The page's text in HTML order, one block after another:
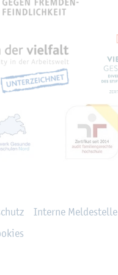
In­ter­ne Mel­de­stel­le